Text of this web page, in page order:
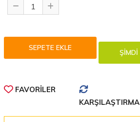
FAVORILER
KARŞILAŞTIRMA